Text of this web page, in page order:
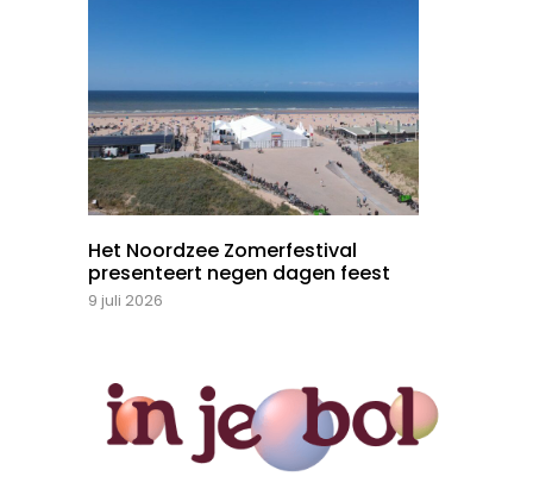
Het Noordzee Zomerfestival
presenteert negen dagen feest
9 juli 2026